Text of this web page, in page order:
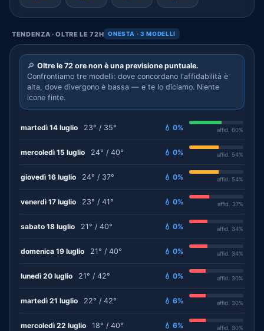
TENDENZA · OLTRE LE 72H ONESTA · 3 MODELLI
🔎 Oltre le 72 ore non è una previsione puntuale.
Confrontiamo tre modelli: dove concordano l'affidabilità è
alta, dove divergono è bassa — e te lo diciamo. Niente
icone finte.
martedì 14 luglio 23° / 35° 💧 0% affid. 60%
mercoledì 15 luglio 24° / 40° 💧 0% affid. 54%
giovedì 16 luglio 24° / 37° 💧 0% affid. 54%
venerdì 17 luglio 23° / 41° 💧 0% affid. 37%
sabato 18 luglio 21° / 40° 💧 0% affid. 34%
domenica 19 luglio 21° / 40° 💧 0% affid. 34%
lunedì 20 luglio 21° / 42° 💧 0% affid. 30%
martedì 21 luglio 22° / 42° 💧 6% affid. 30%
mercoledì 22 luglio 18° / 40° 💧 6% affid. 30%